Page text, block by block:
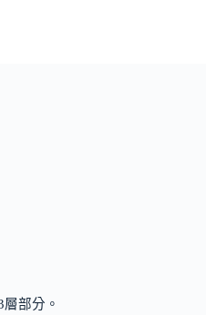
部分。